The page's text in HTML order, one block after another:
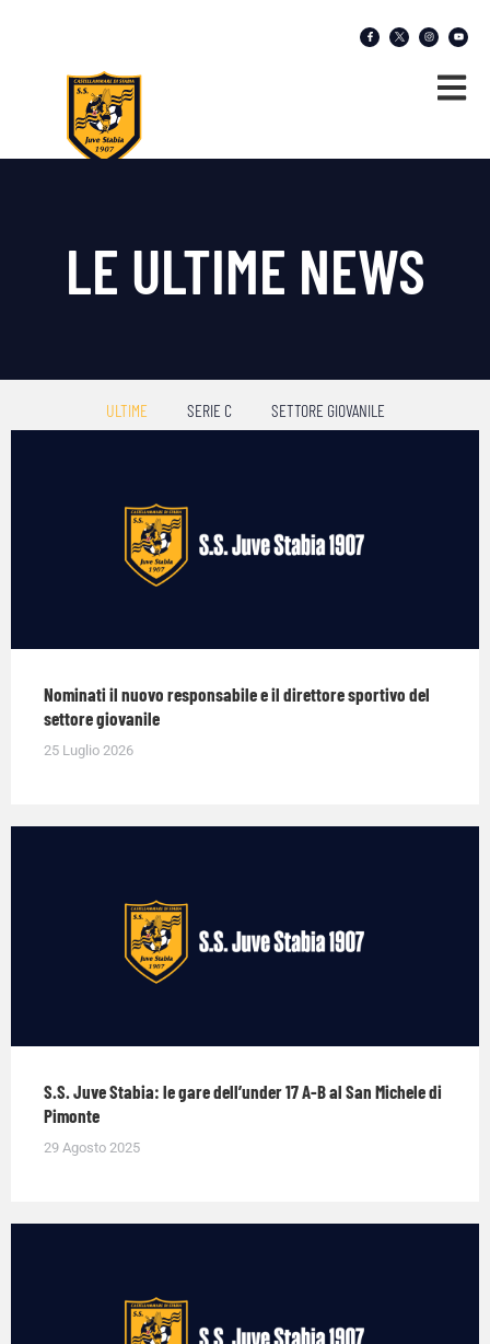
LE ULTIME NEWS
ULTIME SERIE C SETTORE GIOVANILE
Nominati il nuovo responsabile e il direttore sportivo del
settore giovanile
25 Luglio 2026
S.S. Juve Stabia: le gare dell’under 17 A-B al San Michele di
Pimonte
29 Agosto 2025